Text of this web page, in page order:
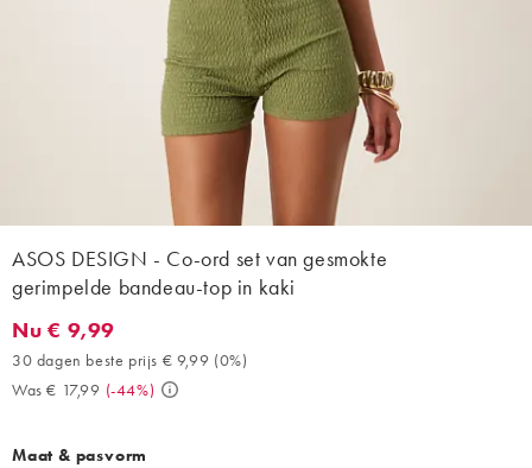
ASOS DESIGN - Co-ord set van gesmokte
gerimpelde bandeau-top in kaki
Nu € 9,99. 30 dagen beste prijs € 9,99 (0%). Was € 17,99. (-
Nu € 9,99
30 dagen beste prijs € 9,99 (0%)
Was € 17,99 (-44%)
Maat & pasvorm